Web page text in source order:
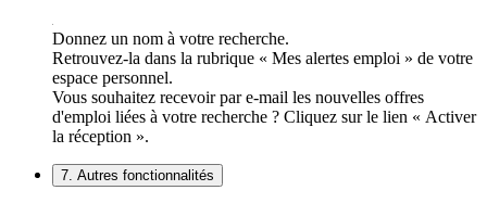
Donnez un nom à votre recherche.
Retrouvez-la dans la rubrique « Mes alertes emploi » de votre
espace personnel.
Vous souhaitez recevoir par e-mail les nouvelles offres
d'emploi liées à votre recherche ? Cliquez sur le lien « Activer
la réception ».
7. Autres fonctionnalités